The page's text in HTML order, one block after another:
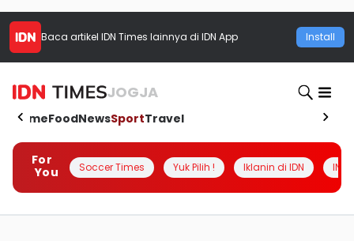
Baca artikel IDN Times lainnya di IDN App Install
JOGJA
HomeFoodNewsSportTravel
For
You
Soccer Times Yuk Pilih ! Iklanin di IDN